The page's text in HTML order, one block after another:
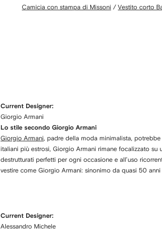
Camicia con stampa di Missoni / Vestito corto
Current Designer:
Giorgio Armani
Lo stile secondo Giorgio Armani
Giorgio Armani, padre della moda minimalista,
italiani più estrosi, Giorgio Armani rimane focalizzato su
destrutturati perfetti per ogni occasione e all’uso
vestire come Giorgio Armani: sinonimo da quasi 50
Current Designer:
Alessandro Michele